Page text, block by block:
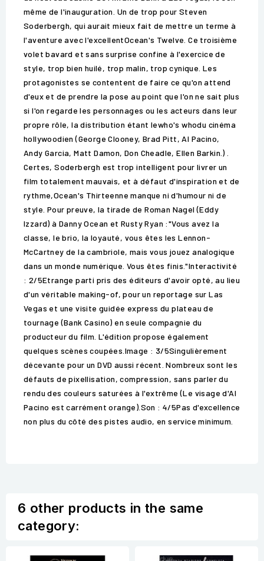
même de l'inauguration. Un de trop pour Steven
Soderbergh, qui aurait mieux fait de mettre un terme à
l'aventure avec l'excellentOcean's Twelve. Ce troisième
volet bavard et sans surprise confine à l'exercice de
style, trop bien huilé, trop malin, trop cynique. Les
protagonistes se contentent de faire ce qu'on attend
d'eux et de prendre la pose au point que l'on ne sait plus
si l'on regarde les personnages ou les acteurs dans leur
propre rôle, la distribution étant lewho's whodu cinéma
hollywoodien (George Clooney, Brad Pitt, Al Pacino,
Andy Garcia, Matt Damon, Don Cheadle, Ellen Barkin.) .
Certes, Soderbergh est trop intelligent pour livrer un
film totalement mauvais, et à défaut d'inspiration et de
rythme,Ocean's Thirteenne manque ni d'humour ni de
style. Pour preuve, la tirade de Roman Nagel (Eddy
Izzard) à Danny Ocean et Rusty Ryan :"Vous avez la
classe, le brio, la loyauté, vous êtes les Lennon-
McCartney de la cambriole, mais vous jouez analogique
dans un monde numérique. Vous êtes finis."Interactivité
: 2/5Etrange parti pris des éditeurs d'avoir opté, au lieu
d'un véritable making-of, pour un reportage sur Las
Vegas et une visite guidée express du plateau de
tournage (Bank Casino) en seule compagnie du
producteur du film. L'édition propose également
quelques scènes coupées.Image : 3/5Singulièrement
décevante pour un DVD aussi récent. Nombreux sont les
défauts de pixellisation, compression, sans parler du
rendu des couleurs saturées à l'extrême (Le visage d'Al
Pacino est carrément orange).Son : 4/5Pas d'excellence
non plus du côté des pistes audio, en service minimum.
6 other products in the same
category: